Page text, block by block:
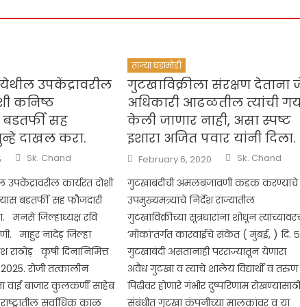
उपकेंद्रावरील
कनिष्ठ
सह
दाखल करा.
Author
Sk. Chand
उपकेंद्रावरील कार्यरत दोशी
बडतर्फी सह फौजदारी
मनसे जिल्हाध्यक्ष रवि
माहुर नांदेड़ जिल्हा
राठोड़ कृषी दिनानिमित्त
रोजी तत्कालीन
वाई बाजार कुलकर्णी साहेब
सर्वाधिक काळ
ताज्या घडामोडी
गुटखाविक्रीला संरक्षण देताना
अधिकारी आढळतील त्यांची
केली जाणार नाही, असा स्पष्ट
इशारा अजित पवार यांनी दिला.
Posted
on
February 6, 2020 Author
Sk. Chand
गुटखाबंदीची अंमलबजावणी कडक करण्याचे
उपमुख्यमंत्र्यांचे निर्देश राज्यातील
गुटखाविक्रीच्या सूत्रधारांना शोधून
‘मोकां’तर्गत कारवाईचे संकेत ( मुंबई, ) दि.
गुटखाबंदी असतानाही परराज्यातून येणारा
अवैध गुटखा व त्याचे शालेय विद्यार्थी व तरुण
पिढीवर होणारे गंभीर दुष्परिणाम
संबंधीत गुटखा कंपनीच्या मालकांवर व या